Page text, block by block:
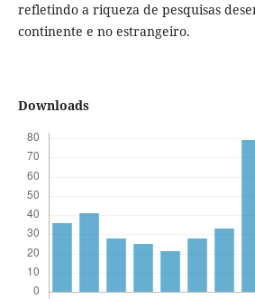
refletindo a riqueza de pesquisas
continente e no estrangeiro.
Downloads